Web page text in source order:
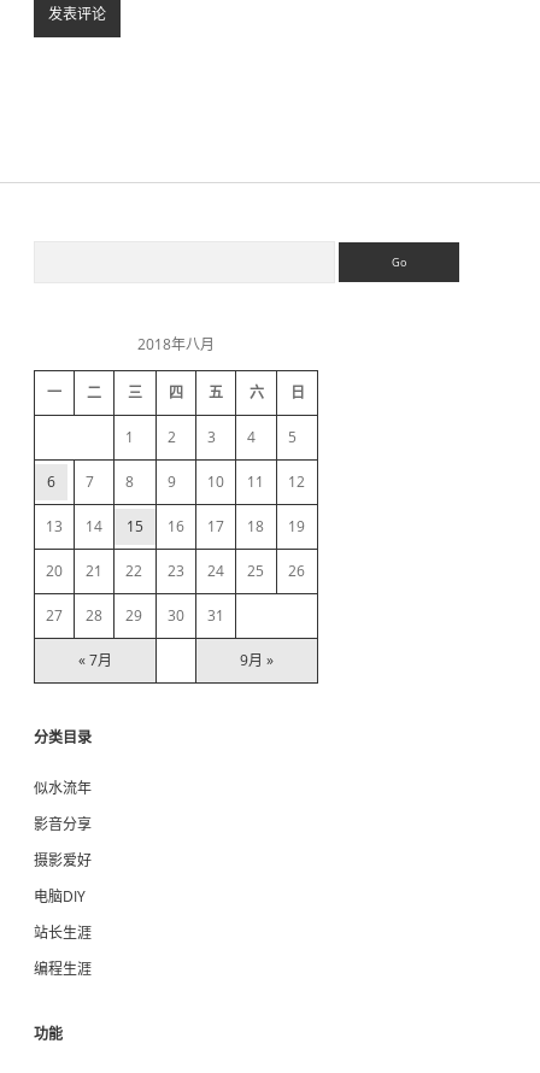
d
b
a
r
2018年八月
一 二 三 四 五 六 日
« 7月 9月 »
1 2 3 4 5
6 7 8 9 10 11 12
13 14 15 16 17 18 19
20 21 22 23 24 25 26
27 28 29 30 31
分类目录
似水流年
影音分享
摄影爱好
电脑DIY
站长生涯
编程生涯
功能